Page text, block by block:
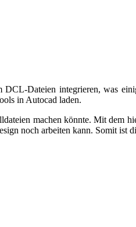
Dateien integrieren, was
in Autocad laden.
machen könnte. Mit dem
noch arbeiten kann. Somit ist